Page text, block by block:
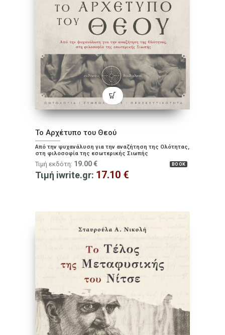
Το Αρχέτυπο του Θεού
Από την ψυχανάλυση για την αναζήτηση της Ολότητας,
στη φιλοσοφία της εσωτερικής Σιωπής
BOOK
Τιμή εκδότη: 19.00 €
Τιμή iwrite.gr: 17.10 €